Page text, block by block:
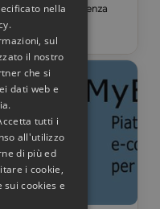
servizi di consulenza
e fiscale
03/2023
nella
sul
il nostro
che si
dati web e
tutti i
all'utilizzo
di più ed
i cookie,
cookies e